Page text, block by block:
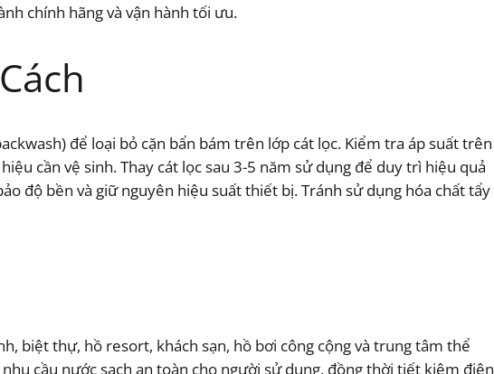
chính hãng và vận hành tối ưu.
để loại bỏ cặn bẩn bám trên lớp cát lọc. Kiểm tra áp suất trên
cần vệ sinh. Thay cát lọc sau 3-5 năm sử dụng để duy trì hiệu quả
độ bền và giữ nguyên hiệu suất thiết bị. Tránh sử dụng hóa chất tẩy
biệt thự, hồ resort, khách sạn, hồ bơi công cộng và trung tâm thể
cầu nước sạch an toàn cho người sử dụng, đồng thời tiết kiệm điện